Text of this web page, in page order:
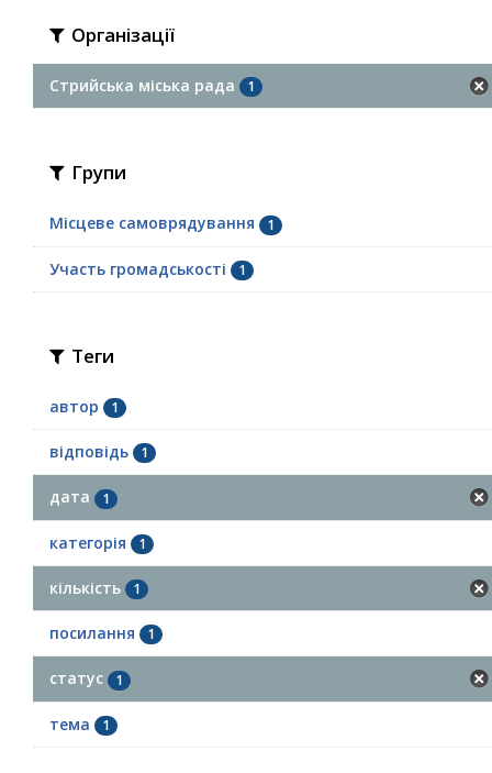
Організації
Стрийська міська рада 1
Групи
Місцеве самоврядування 1
Участь громадськості 1
Теги
автор 1
відповідь 1
дата 1
категорія 1
кількість 1
посилання 1
статус 1
тема 1